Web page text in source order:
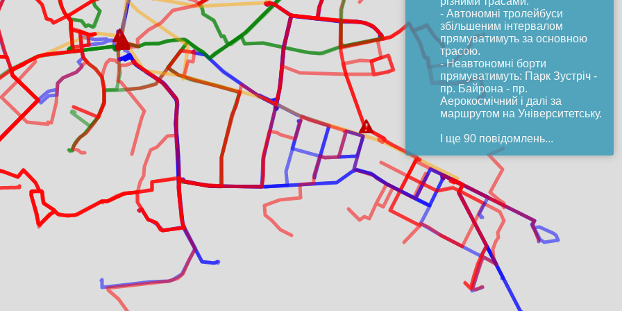
- Автономні тролейбуси
збільшеним інтервалом
прямуватимуть за основною
трасою.
- Неавтономні борти
прямуватимуть: Парк Зустріч -
пр. Байрона - пр.
Аерокосмічний і далі за
маршрутом на Університетську.
І ще 90 повідомлень...